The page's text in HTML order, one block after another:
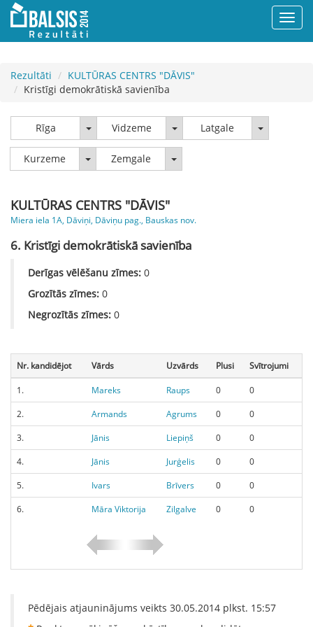
Rezultāti
KULTŪRAS CENTRS "DĀVIS"
Kristīgi demokrātiskā savienība
Rīga Rīga Vidzeme VidzemeLatgale Latgale
Kurzeme KurzemeZemgale Zemgale
KULTŪRAS CENTRS "DĀVIS"
Miera iela 1A, Dāviņi, Dāviņu pag., Bauskas nov.
6. Kristīgi demokrātiskā savienība
Derīgas vēlēšanu zīmes: 0
Grozītās zīmes: 0
Negrozītās zīmes: 0
Nr. kandidējot Vārds Uzvārds Plusi Svītrojumi
1. Mareks Raups 0
0
2.
Armands Agrums 0
0
3.
Jānis Liepiņš 0
0
4.
Jānis Jurģelis 0
0
5.
Ivars Brīvers 0
0
6.
Māra Viktorija Zilgalve 0 0
Pēdējais atjauninājums veikts 30.05.2014 plkst. 15:57